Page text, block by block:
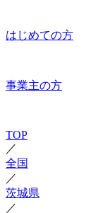
はじめての方
事業主の方
TOP
／
全国
／
茨城県
／